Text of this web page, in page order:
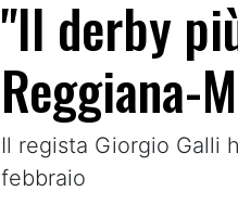
"Il derby
Reggiana-
Il regista Giorgio Galli
febbraio